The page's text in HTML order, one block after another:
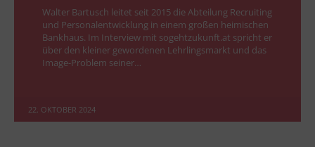
Walter Bartusch leitet seit 2015 die Abteilung Recruiting
und Personalentwicklung in einem großen heimischen
Bankhaus. Im Interview mit sogehtzukunft.at spricht er
über den kleiner gewordenen Lehrlingsmarkt und das
Image-Problem seiner…
22. OKTOBER 2024